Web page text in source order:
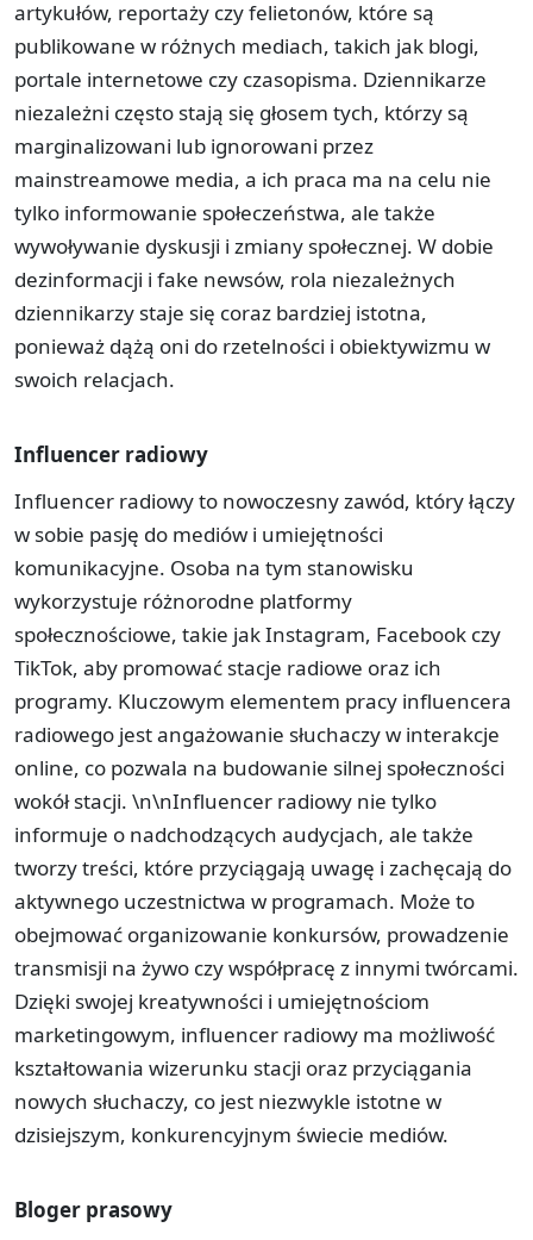
artykułów, reportaży czy felietonów, które są
publikowane w różnych mediach, takich jak blogi,
portale internetowe czy czasopisma. Dziennikarze
niezależni często stają się głosem tych, którzy są
marginalizowani lub ignorowani przez
mainstreamowe media, a ich praca ma na celu nie
tylko informowanie społeczeństwa, ale także
wywoływanie dyskusji i zmiany społecznej. W dobie
dezinformacji i fake newsów, rola niezależnych
dziennikarzy staje się coraz bardziej istotna,
ponieważ dążą oni do rzetelności i obiektywizmu w
swoich relacjach.
Influencer radiowy
Influencer radiowy to nowoczesny zawód, który łączy
w sobie pasję do mediów i umiejętności
komunikacyjne. Osoba na tym stanowisku
wykorzystuje różnorodne platformy
społecznościowe, takie jak Instagram, Facebook czy
TikTok, aby promować stacje radiowe oraz ich
programy. Kluczowym elementem pracy influencera
radiowego jest angażowanie słuchaczy w interakcje
online, co pozwala na budowanie silnej społeczności
wokół stacji. \n\nInfluencer radiowy nie tylko
informuje o nadchodzących audycjach, ale także
tworzy treści, które przyciągają uwagę i zachęcają do
aktywnego uczestnictwa w programach. Może to
obejmować organizowanie konkursów, prowadzenie
transmisji na żywo czy współpracę z innymi twórcami.
Dzięki swojej kreatywności i umiejętnościom
marketingowym, influencer radiowy ma możliwość
kształtowania wizerunku stacji oraz przyciągania
nowych słuchaczy, co jest niezwykle istotne w
dzisiejszym, konkurencyjnym świecie mediów.
Bloger prasowy